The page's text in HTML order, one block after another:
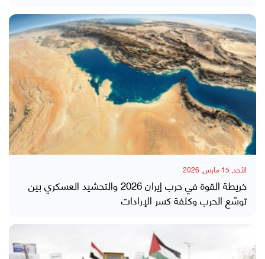
الأحد, 15 مارس, 2026
خريطة القوة في حرب إيران 2026 والتحشيد العسكري بين
توسّع الحرب وكلفة كسر الإرادات